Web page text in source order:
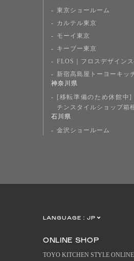
東京ショールーム
カルテル東京
モーイ東京
キーブー東京
FLOS｜フロスデザイン
新宿高島屋トーヨーキッ
神奈川県
[移転準備のため休館中]
チンスタイルショップ箱
石川県
金沢ショールーム
LANGUAGE : JP
ONLINE SHOP
TOYO KITCHEN STYLE